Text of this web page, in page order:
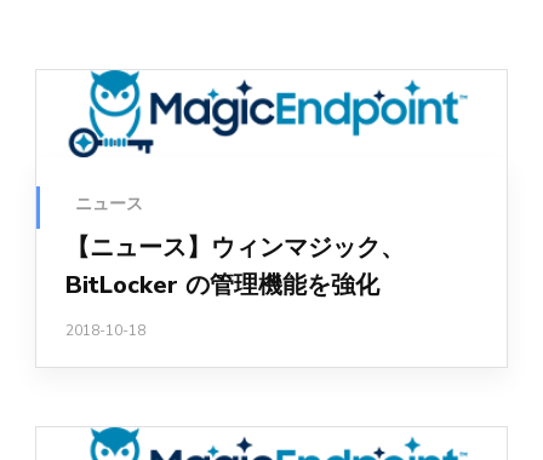
ニュース
【ニュース】ウィンマジック、
BitLocker の管理機能を強化
2018-10-18